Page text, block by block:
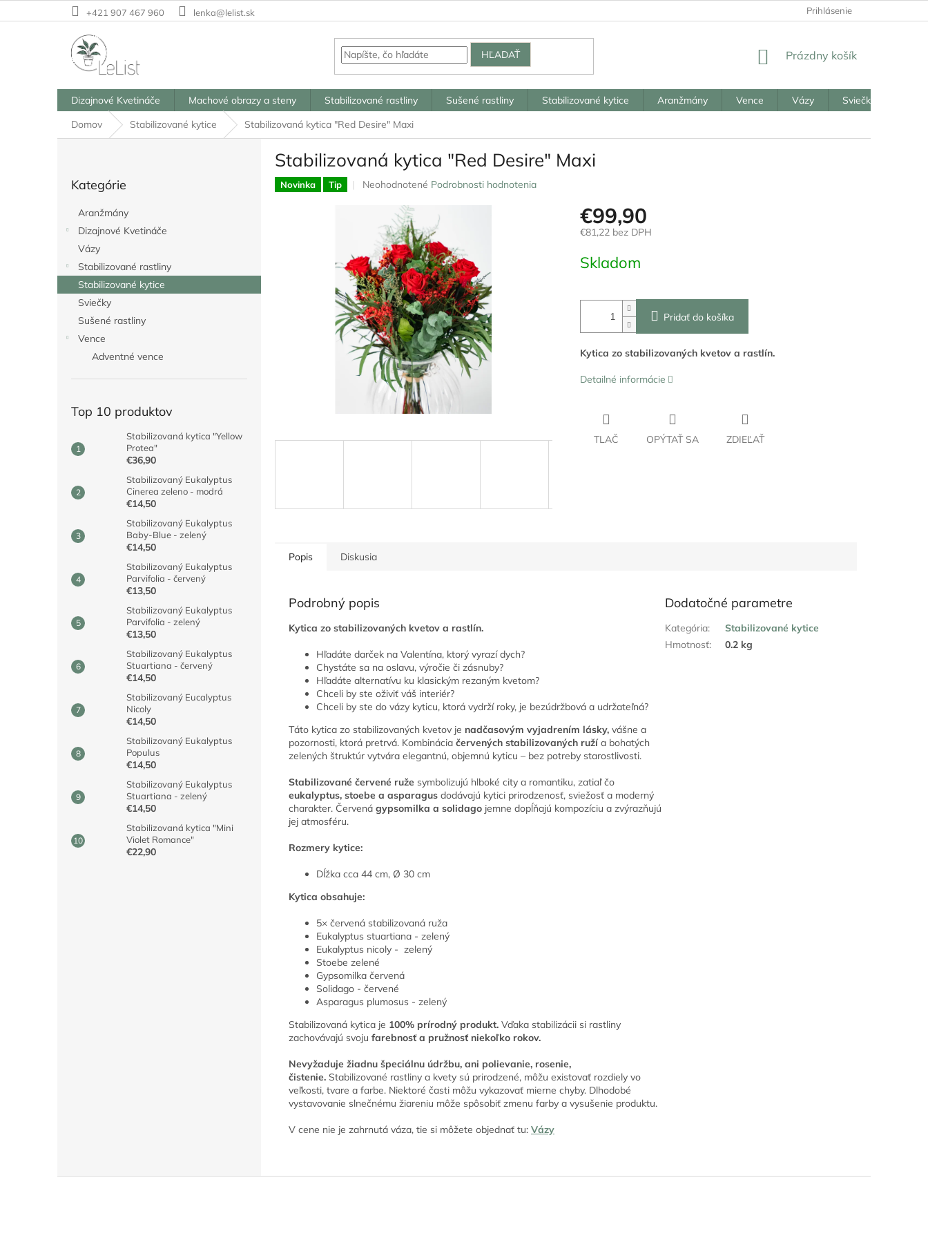
na
+421 907 467 960 lenka@lelist.sk Prihlásenie
HĽADAŤ
NÁKUPNÝ
Prázdny košík
Dizajnové Kvetináče Machové obrazy a steny Stabilizované rastliny Sušené rastliny Stabilizované kytice Aranžmány Vence Vázy Sviečky
Domov
Stabilizované kytice Stabilizovaná kytica "Red Desire" Maxi
kategórie
Kategórie
Aranžmány
Dizajnové Kvetináče
Vázy
Stabilizované rastliny
Stabilizované kytice
Sviečky
Sušené rastliny
Vence
Adventné vence
Top 10 produktov
Stabilizovaná kytica "Yellow
Protea"
€36,90
Stabilizovaný Eukalyptus
Cinerea zeleno - modrá
€14,50
Stabilizovaný Eukalyptus
Baby-Blue - zelený
€14,50
Stabilizovaný Eukalyptus
Parvifolia - červený
€13,50
Stabilizovaný Eukalyptus
Parvifolia - zelený
€13,50
Stabilizovaný Eukalyptus
Stuartiana - červený
€14,50
Stabilizovaný Eucalyptus
Nicoly
€14,50
Stabilizovaný Eukalyptus
Populus
€14,50
Stabilizovaný Eukalyptus
Stuartiana - zelený
€14,50
Stabilizovaná kytica "Mini
Violet Romance"
€22,90
Stabilizovaná kytica "Red Desire" Maxi
Novinka Tip
Priemerné
produktu
5
hviezdičiek.
Neohodnotené Podrobnosti hodnotenia
€99,90
€81,22 bez DPH
cena:
Skladom
Pridať do košíka
Kytica zo stabilizovaných kvetov a rastlín.
Detailné informácie
TLAČ OPÝTAŤ SA ZDIEĽAŤ
Popis Diskusia
Podrobný popis
Kytica zo stabilizovaných kvetov a rastlín.
Hľadáte darček na Valentína, ktorý vyrazí dych?
Chystáte sa na oslavu, výročie či zásnuby?
Hľadáte alternatívu ku klasickým rezaným kvetom?
Chceli by ste oživiť váš interiér?
Chceli by ste do vázy kyticu, ktorá vydrží roky, je bezúdržbová a udržateľná?
Táto kytica zo stabilizovaných kvetov je nadčasovým vyjadrením lásky, vášne a
pozornosti, ktorá pretrvá. Kombinácia červených stabilizovaných ruží a bohatých
zelených štruktúr vytvára elegantnú, objemnú kyticu – bez potreby starostlivosti.
Stabilizované červené ruže symbolizujú hlboké city a romantiku, zatiaľ čo
eukalyptus, stoebe a asparagus dodávajú kytici prirodzenosť, sviežosť a moderný
charakter. Červená gypsomilka a solidago jemne dopĺňajú kompozíciu a zvýrazňujú
jej atmosféru.
Rozmery kytice:
Dĺžka cca 44 cm, Ø 30 cm
Kytica obsahuje:
5× červená stabilizovaná ruža
Eukalyptus stuartiana - zelený
Eukalyptus nicoly - zelený
Stoebe zelené
Gypsomilka červená
Solidago - červené
Asparagus plumosus - zelený
Stabilizovaná kytica je 100% prírodný produkt. Vďaka stabilizácii si rastliny
zachovávajú svoju farebnosť a pružnosť niekoľko rokov.
Nevyžaduje žiadnu špeciálnu údržbu, ani polievanie, rosenie,
čistenie. Stabilizované rastliny a kvety sú prirodzené, môžu existovať rozdiely vo
veľkosti, tvare a farbe. Niektoré časti môžu vykazovať mierne chyby. Dlhodobé
vystavovanie slnečnému žiareniu môže spôsobiť zmenu farby a vysušenie produktu.
V cene nie je zahrnutá váza, tie si môžete objednať tu: Vázy
Dodatočné parametre
Kategória:
Stabilizované kytice
Hmotnosť: 0.2 kg